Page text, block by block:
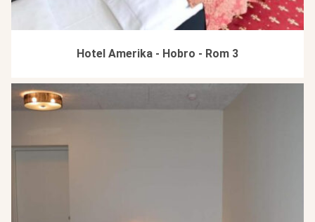
Hotel Amerika - Hobro - Rom 3